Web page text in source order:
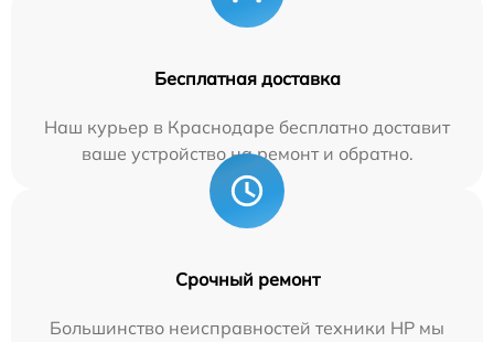
Бесплатная доставка
Наш курьер в Краснодаре бесплатно доставит
ваше устройство на ремонт и обратно.
Срочный ремонт
Большинство неисправностей техники HP мы